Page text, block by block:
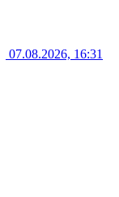
07.08.2026, 16:31